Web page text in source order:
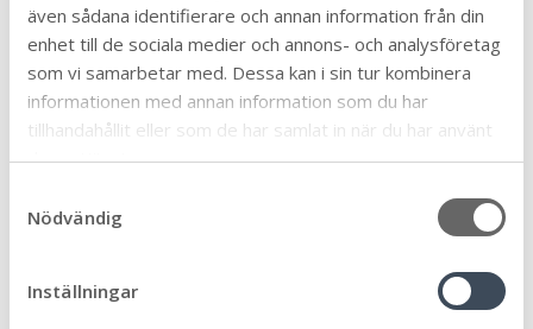
även sådana identifierare och annan information från din
enhet till de sociala medier och annons- och analysföretag
som vi samarbetar med. Dessa kan i sin tur kombinera
informationen med annan information som du har
tillhandahållit eller som de har samlat in när du har använt
deras tjänster.
Nödvändig
Inställningar
Biblioteken
Bygga, bo och miljö 46
Eketorps borg
En vecka fri från våld
Föräldrastöd
Företag och näringsliv 57
Framtiden 32